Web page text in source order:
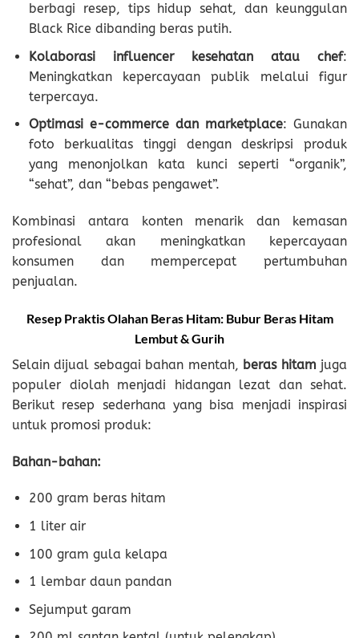
berbagi resep, tips hidup sehat, dan keunggulan
Black Rice dibanding beras putih.
Kolaborasi influencer kesehatan atau chef:
Meningkatkan kepercayaan publik melalui figur
terpercaya.
Optimasi e-commerce dan marketplace: Gunakan
foto berkualitas tinggi dengan deskripsi produk
yang menonjolkan kata kunci seperti “organik”,
“sehat”, dan “bebas pengawet”.
Kombinasi antara konten menarik dan kemasan
profesional akan meningkatkan kepercayaan
konsumen dan mempercepat pertumbuhan
penjualan.
Resep Praktis Olahan Beras Hitam: Bubur Beras Hitam
Lembut & Gurih
Selain dijual sebagai bahan mentah, beras hitam juga
populer diolah menjadi hidangan lezat dan sehat.
Berikut resep sederhana yang bisa menjadi inspirasi
untuk promosi produk:
Bahan-bahan:
200 gram beras hitam
1 liter air
100 gram gula kelapa
1 lembar daun pandan
Sejumput garam